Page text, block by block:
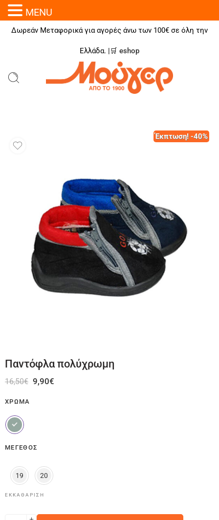
Δωρεάν Μεταφορικά για αγορές άνω των 100€ σε όλη την
Ελλάδα. |🛒 eshop
Έκπτωση! -40%
Παντόφλα πολύχρωμη
16,50€ 9,90€
ΧΡΏΜΑ
ΜΈΓΕΘΟΣ
19 20
ΕΚΚΑΘΆΡΙΣΗ
MENU